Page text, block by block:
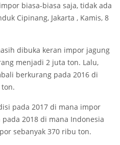
biasa-biasa saja, tidak ada
Cipinang, Jakarta , Kamis, 8
dibuka keran impor jagung
menjadi 2 juta ton. Lalu,
berkurang pada 2016 di
pada 2017 di mana impor
2018 di mana Indonesia
sebanyak 370 ribu ton.